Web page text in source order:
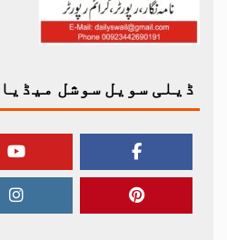
ڈیلی سویل سوشل میڈیا